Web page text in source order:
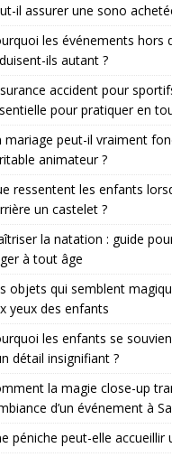
il assurer une sono
les événements hors
ils autant ?
accident pour
pour pratiquer en
mariage peut-il vraiment
animateur ?
ressentent les enfants
un castelet ?
la natation : guide
à tout âge
objets qui semblent
yeux des enfants
les enfants se
détail insignifiant ?
la magie close-up
d’un événement à
péniche peut-elle accueillir